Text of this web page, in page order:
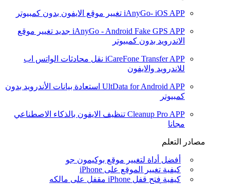
iAnyGo- iOS APP تغيير موقع الايفون بدون كمبيوتر
iAnyGo - Android Fake GPS APP جديد تغيير موقع
الاندرويد بدون كمبيوتر
iCareFone Transfer APP نقل محادثات الواتس اب
للاندرويد والايفون
UltData for Android APP استعادة بيانات الأندرويد بدون
كمبيوتر
Cleanup Pro APP تنظيف الايفون بالذكاء الاصطناعي
مجانا
مصادر التعلم
أفضل أداة لتغيير موقع بوكيمون جو
كيفية تغيير الموقع على iPhone
كيفية فتح قفل iPhone مقفل على مالكه